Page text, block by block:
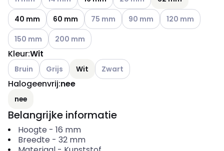
40 mm
60 mm Andere varianten (Huidige combinatie
75 mm Andere varianten (Huidige
90 mm Andere varianten
120 mm
Andere varianten (Huidige combinatie niet mogelijk)
150 mm Andere varianten (Huidige combinatie niet
200 mm
Kleur:Wit
Andere varianten (Huidige combinatie niet mogelijk)
Bruin Andere varianten (Huidige combinatie niet mogelijk)
Grijs Wit Andere varianten (Huidige
Zwart
Halogeenvrij:nee
nee
Belangrijke informatie
Hoogte - 16 mm
Breedte - 32 mm